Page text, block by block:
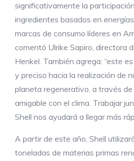
significativamente la
ingredientes basados en
marcas de consumo líderes en
comentó Ulrike Sapiro, directora
Henkel. También agrega: “este
y preciso hacia la realización de
planeta regenerativo, a través de
amigable con el clima. Trabajar
Shell nos ayudará a llegar más
A partir de este año, Shell
toneladas de materias primas